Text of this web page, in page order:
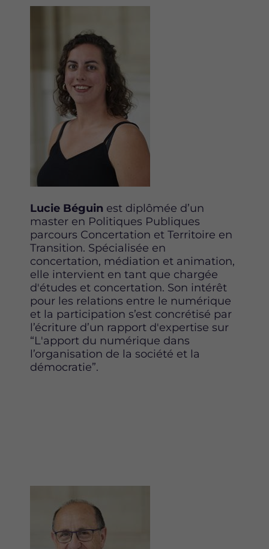
Lucie Béguin est diplômée d’un
master en Politiques Publiques
parcours Concertation et Territoire en
Transition. Spécialisée en
concertation, médiation et animation,
elle intervient en tant que chargée
d'études et concertation. Son intérêt
pour les relations entre le numérique
et la participation s’est concrétisé par
l’écriture d’un rapport d'expertise sur
“L'apport du numérique dans
l’organisation de la société et la
démocratie”.